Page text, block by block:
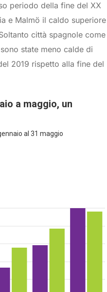
periodo della fine del XX
e Malmö il caldo superiore
città spagnole come
state meno calde di
2019 rispetto alla fine del